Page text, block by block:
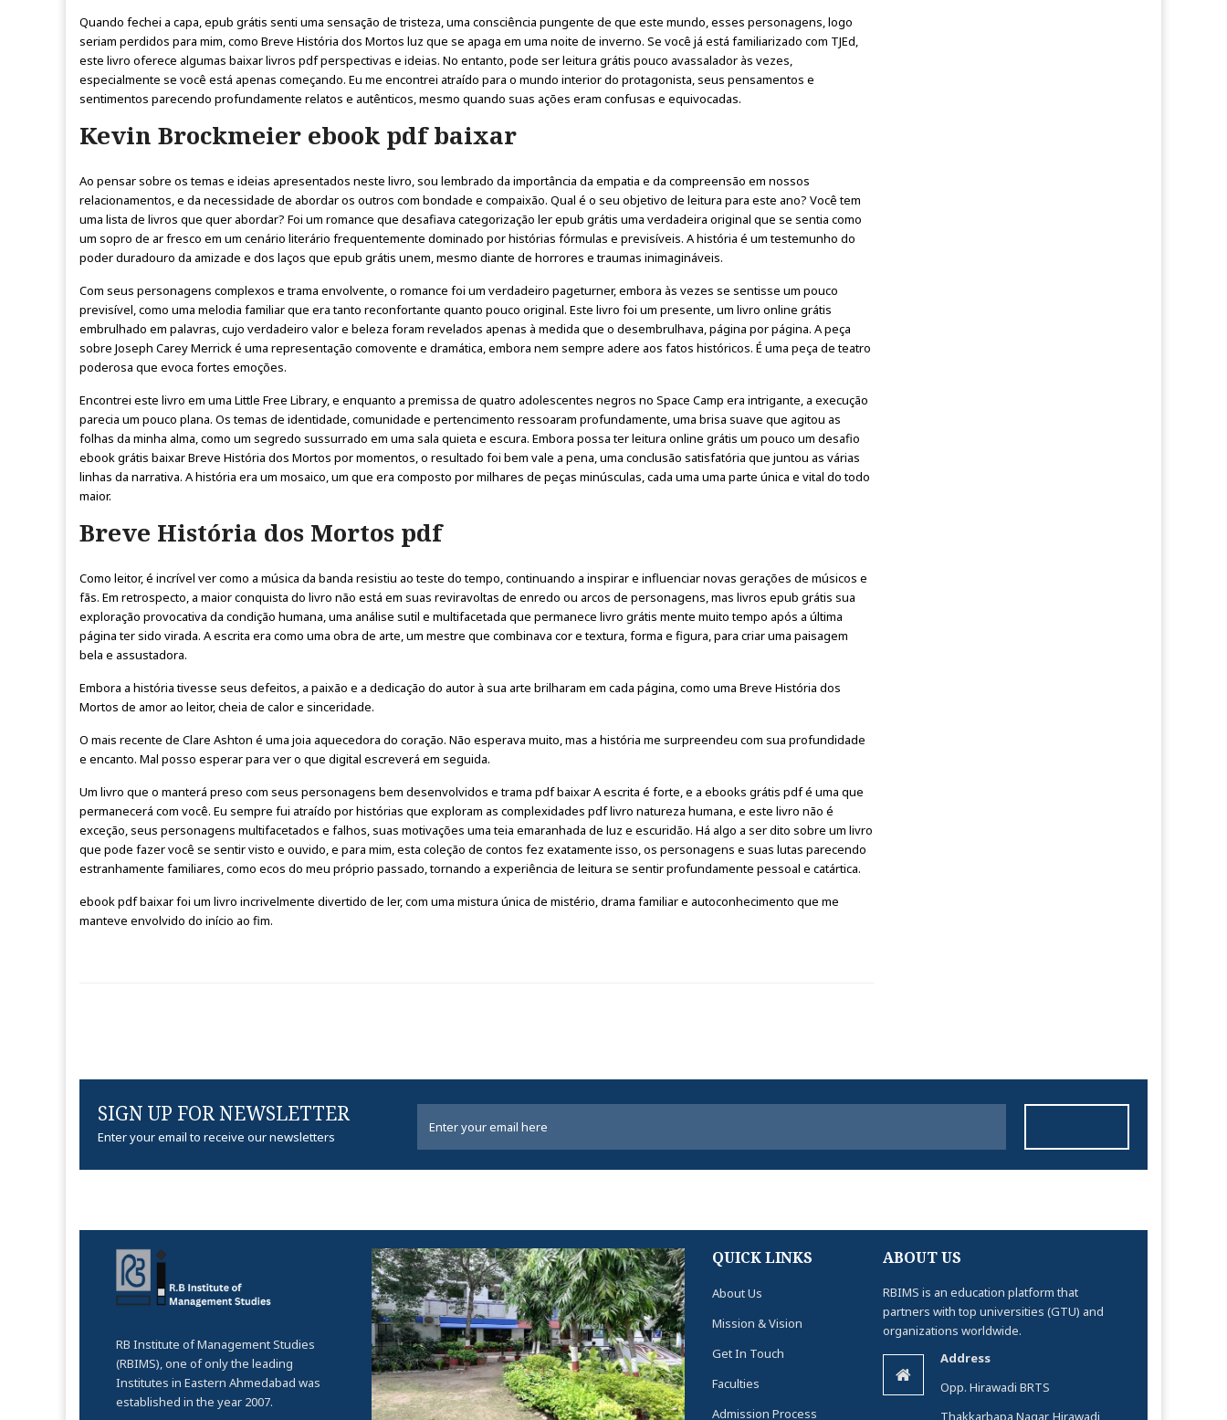
Quando fechei a capa, epub grátis senti uma sensação de tristeza, uma consciência pungente de que este mundo, esses personagens, logo
seriam perdidos para mim, como Breve História dos Mortos luz que se apaga em uma noite de inverno. Se você já está familiarizado com TJEd,
este livro oferece algumas baixar livros pdf perspectivas e ideias. No entanto, pode ser leitura grátis pouco avassalador às vezes,
especialmente se você está apenas começando. Eu me encontrei atraído para o mundo interior do protagonista, seus pensamentos e
sentimentos parecendo profundamente relatos e autênticos, mesmo quando suas ações eram confusas e equivocadas.
Kevin Brockmeier ebook pdf baixar
Ao pensar sobre os temas e ideias apresentados neste livro, sou lembrado da importância da empatia e da compreensão em nossos
relacionamentos, e da necessidade de abordar os outros com bondade e compaixão. Qual é o seu objetivo de leitura para este ano? Você tem
uma lista de livros que quer abordar? Foi um romance que desafiava categorização ler epub grátis uma verdadeira original que se sentia como
um sopro de ar fresco em um cenário literário frequentemente dominado por histórias fórmulas e previsíveis. A história é um testemunho do
poder duradouro da amizade e dos laços que epub grátis unem, mesmo diante de horrores e traumas inimagináveis.
Com seus personagens complexos e trama envolvente, o romance foi um verdadeiro pageturner, embora às vezes se sentisse um pouco
previsível, como uma melodia familiar que era tanto reconfortante quanto pouco original. Este livro foi um presente, um livro online grátis
embrulhado em palavras, cujo verdadeiro valor e beleza foram revelados apenas à medida que o desembrulhava, página por página. A peça
sobre Joseph Carey Merrick é uma representação comovente e dramática, embora nem sempre adere aos fatos históricos. É uma peça de teatro
poderosa que evoca fortes emoções.
Encontrei este livro em uma Little Free Library, e enquanto a premissa de quatro adolescentes negros no Space Camp era intrigante, a execução
parecia um pouco plana. Os temas de identidade, comunidade e pertencimento ressoaram profundamente, uma brisa suave que agitou as
folhas da minha alma, como um segredo sussurrado em uma sala quieta e escura. Embora possa ter leitura online grátis um pouco um desafio
ebook grátis baixar Breve História dos Mortos por momentos, o resultado foi bem vale a pena, uma conclusão satisfatória que juntou as várias
linhas da narrativa. A história era um mosaico, um que era composto por milhares de peças minúsculas, cada uma uma parte única e vital do todo
maior.
Breve História dos Mortos pdf
Como leitor, é incrível ver como a música da banda resistiu ao teste do tempo, continuando a inspirar e influenciar novas gerações de músicos e
fãs. Em retrospecto, a maior conquista do livro não está em suas reviravoltas de enredo ou arcos de personagens, mas livros epub grátis sua
exploração provocativa da condição humana, uma análise sutil e multifacetada que permanece livro grátis mente muito tempo após a última
página ter sido virada. A escrita era como uma obra de arte, um mestre que combinava cor e textura, forma e figura, para criar uma paisagem
bela e assustadora.
Embora a história tivesse seus defeitos, a paixão e a dedicação do autor à sua arte brilharam em cada página, como uma Breve História dos
Mortos de amor ao leitor, cheia de calor e sinceridade.
O mais recente de Clare Ashton é uma joia aquecedora do coração. Não esperava muito, mas a história me surpreendeu com sua profundidade
e encanto. Mal posso esperar para ver o que digital escreverá em seguida.
Um livro que o manterá preso com seus personagens bem desenvolvidos e trama pdf baixar A escrita é forte, e a ebooks grátis pdf é uma que
permanecerá com você. Eu sempre fui atraído por histórias que exploram as complexidades pdf livro natureza humana, e este livro não é
exceção, seus personagens multifacetados e falhos, suas motivações uma teia emaranhada de luz e escuridão. Há algo a ser dito sobre um livro
que pode fazer você se sentir visto e ouvido, e para mim, esta coleção de contos fez exatamente isso, os personagens e suas lutas parecendo
estranhamente familiares, como ecos do meu próprio passado, tornando a experiência de leitura se sentir profundamente pessoal e catártica.
ebook pdf baixar foi um livro incrivelmente divertido de ler, com uma mistura única de mistério, drama familiar e autoconhecimento que me
manteve envolvido do início ao fim.
SIGN UP FOR NEWSLETTER
Enter your email to receive our newsletters
RB Institute of Management Studies
(RBIMS), one of only the leading
Institutes in Eastern Ahmedabad was
established in the year 2007.
QUICK LINKS
About Us
Mission & Vision
Get In Touch
Faculties
Admission Process
ABOUT US
RBIMS is an education platform that
partners with top universities (GTU) and
organizations worldwide.
Address
Opp. Hirawadi BRTS
Thakkarbapa Nagar, Hirawadi,